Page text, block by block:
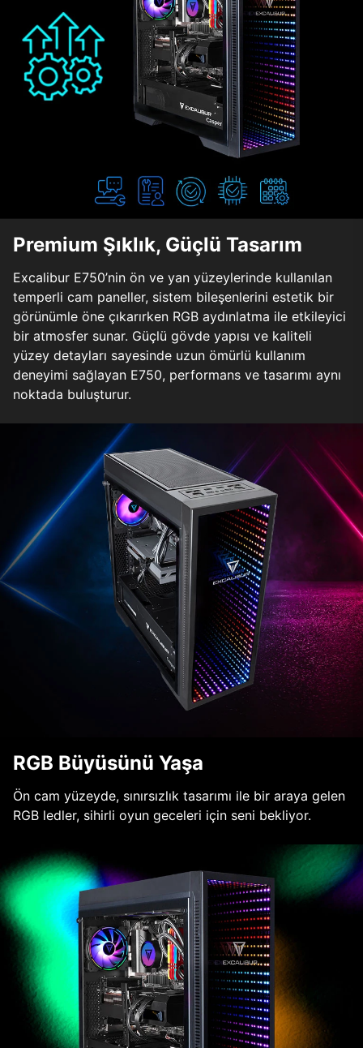
Premium Şıklık, Güçlü Tasarım
Excalibur E750’nin ön ve yan yüzeylerinde kullanılan
temperli cam paneller, sistem bileşenlerini estetik bir
görünümle öne çıkarırken RGB aydınlatma ile etkileyici
bir atmosfer sunar. Güçlü gövde yapısı ve kaliteli
yüzey detayları sayesinde uzun ömürlü kullanım
deneyimi sağlayan E750, performans ve tasarımı aynı
noktada buluşturur.
RGB Büyüsünü Yaşa
Ön cam yüzeyde, sınırsızlık tasarımı ile bir araya gelen
RGB ledler, sihirli oyun geceleri için seni bekliyor.